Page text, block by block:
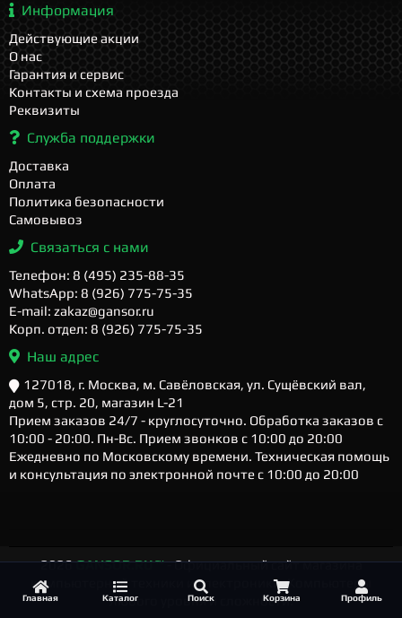
Главная Каталог Поиск Корзина Профиль
Информация
Действующие акции
О нас
Гарантия и сервис
Контакты и схема проезда
Реквизиты
Служба поддержки
Доставка
Оплата
Политика безопасности
Самовывоз
Связаться с нами
Телефон: 8 (495) 235-88-35
WhatsApp: 8 (926) 775-75-35
E-mail: zakaz@gansor.ru
Корп. отдел: 8 (926) 775-75-35
Наш адрес
127018, г. Москва, м. Савёловская, ул. Сущёвский вал,
дом 5, стр. 20, магазин L-21
Прием заказов 24/7 - круглосуточно. Обработка заказов с
10:00 - 20:00. Пн-Вс. Прием звонков с 10:00 до 20:00
Ежедневно по Московскому времени. Техническая помощь
и консультация по электронной почте с 10:00 до 20:00
2026GANSOR.RU ™- Официальный сайт магазина
компьютерной техники и электроники. Компьютеры
любого уровня и сложности.